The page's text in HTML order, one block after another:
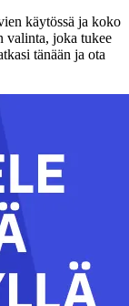
käytössä ja koko
valinta, joka tukee
tänään ja ota